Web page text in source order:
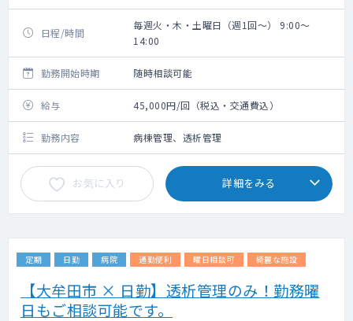
日程/時間
毎週火・木・土曜日（週1回～） 9:00～
14:00
勤務開始時期 随時相談可能
給与 45,000円/回（税込・交通費込）
勤務内容 病棟管理、透析管理
お気に入り 詳細をみる
定期 日勤 病院 通勤便利 曜日相談可 綺麗な施設
【大牟田市 × 日勤】透析管理のみ！勤務曜
日もご相談可能です。